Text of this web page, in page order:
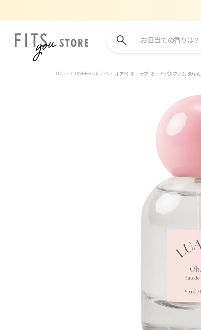
お目当ての香りは？
TOP LUAFEE|ルアペ ルアペ オーラブ オードパルファム 30mL